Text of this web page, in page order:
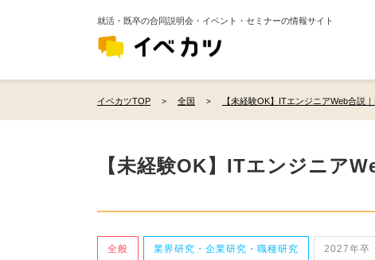
就活・既卒の合同説明会・イベント・セミナーの情報サイト
イベカツTOP 全国 【未経験OK】ITエンジニアWeb合説
【未経験OK】ITエンジニア
全般 業界研究・企業研究・職種研究 2027年卒